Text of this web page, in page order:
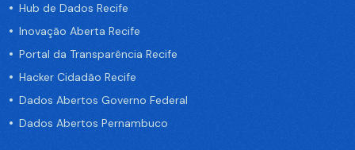
Hub de Dados Recife
Inovação Aberta Recife
Portal da Transparência Recife
Hacker Cidadão Recife
Dados Abertos Governo Federal
Dados Abertos Pernambuco